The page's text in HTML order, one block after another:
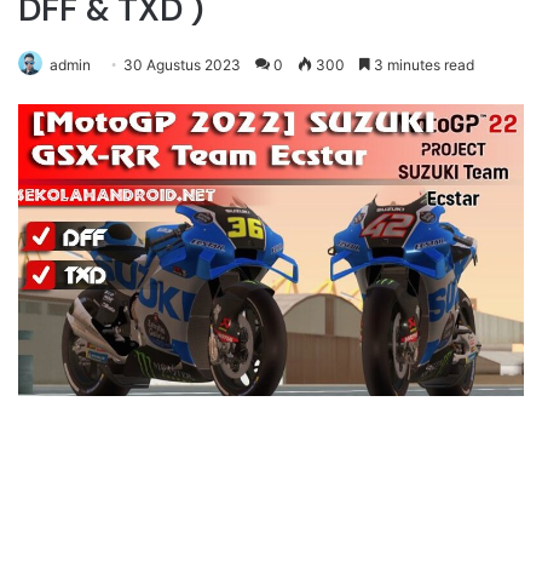
DFF & TXD )
admin 30 Agustus 2023 0 300 3 minutes read